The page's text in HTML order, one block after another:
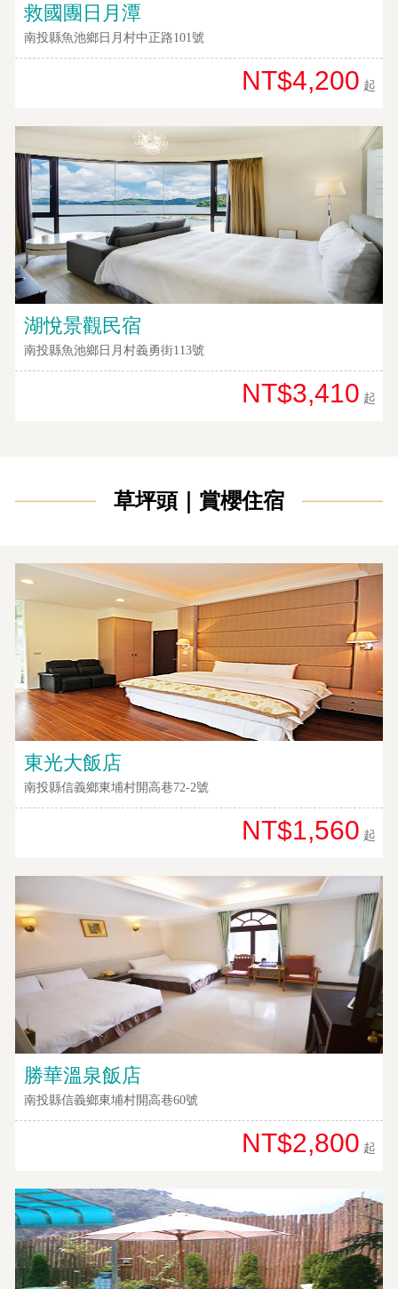
救國團日月潭
南投縣魚池鄉日月村中正路101號
NT$4,200 起
湖悅景觀民宿
南投縣魚池鄉日月村義勇街113號
NT$3,410 起
草坪頭｜賞櫻住宿
東光大飯店
南投縣信義鄉東埔村開高巷72-2號
NT$1,560 起
勝華溫泉飯店
南投縣信義鄉東埔村開高巷60號
NT$2,800 起